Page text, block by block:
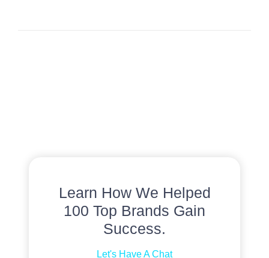
Learn How We Helped
100 Top Brands Gain
Success.
Let's Have A Chat